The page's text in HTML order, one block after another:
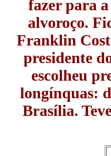
fazer para
alvoroço.
Franklin
presidente
escolheu
longínquas:
Brasília.